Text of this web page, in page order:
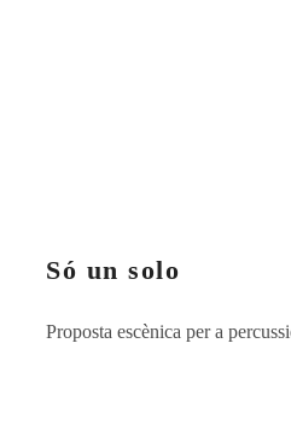
Só un solo
Proposta escènica per a